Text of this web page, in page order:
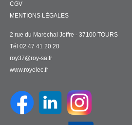
CGV
MENTIONS LÉGALES
2 rue du Maréchal Joffre - 37100 TOURS
Tél 02 47 41 20 20
roy37@roy-sa.fr
www.royelec.fr